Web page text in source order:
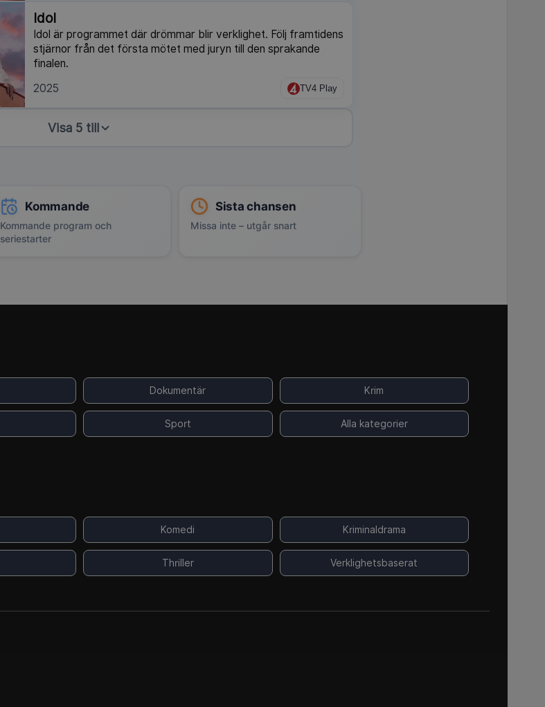
Idol
Idol är programmet där drömmar blir verklighet. Följ framtidens
stjärnor från det första mötet med juryn till den sprakande
finalen.
2025
TV4 Play
Visa 5 till
Kommande
Kommande program och
seriestarter
Sista chansen
Missa inte – utgår snart
Dokumentär Krim
Sport Alla kategorier
Komedi Kriminaldrama
Thriller Verklighetsbaserat